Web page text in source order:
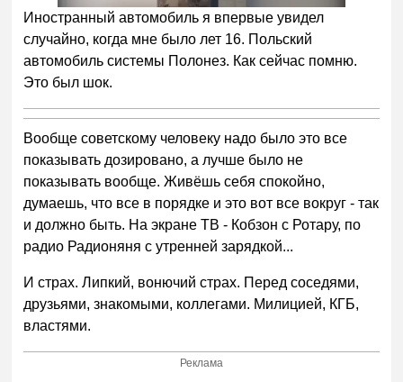
Иностранный автомобиль я впервые увидел
случайно, когда мне было лет 16. Польский
автомобиль системы Полонез. Как сейчас помню.
Это был шок.
Вообще советскому человеку надо было это все
показывать дозировано, а лучше было не
показывать вообще. Живёшь себя спокойно,
думаешь, что все в порядке и это вот все вокруг - так
и должно быть. На экране ТВ - Кобзон с Ротару, по
радио Радионяня с утренней зарядкой...
И страх. Липкий, вонючий страх. Перед соседями,
друзьями, знакомыми, коллегами. Милицией, КГБ,
властями.
Реклама